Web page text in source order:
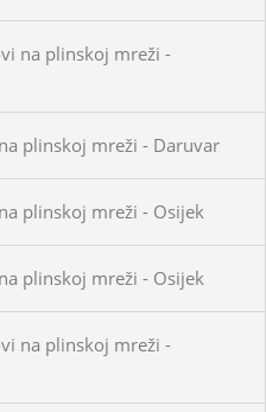
na plinskoj mreži -
plinskoj mreži - Daruvar
plinskoj mreži - Osijek
plinskoj mreži - Osijek
na plinskoj mreži -